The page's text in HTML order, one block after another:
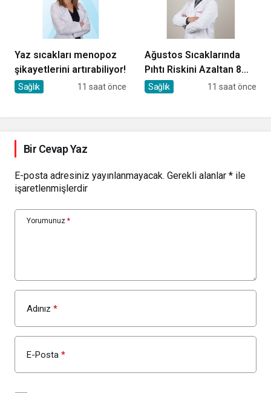
Yaz sıcakları menopoz
şikayetlerini artırabiliyor!
Sağlık 11 saat önce
Ağustos Sıcaklarında
Pıhtı Riskini Azaltan 8
Öneri
Sağlık 11 saat önce
Bir Cevap Yaz
E-posta adresiniz yayınlanmayacak. Gerekli alanlar * ile
işaretlenmişlerdir
Yorumunuz *
Adınız *
E-Posta *